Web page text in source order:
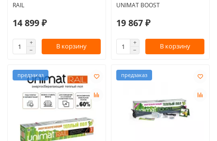
RAIL
14 899 ₽
В корзину
UNIMAT BOOST
19 867 ₽
В корзину
предзаказ предзаказ